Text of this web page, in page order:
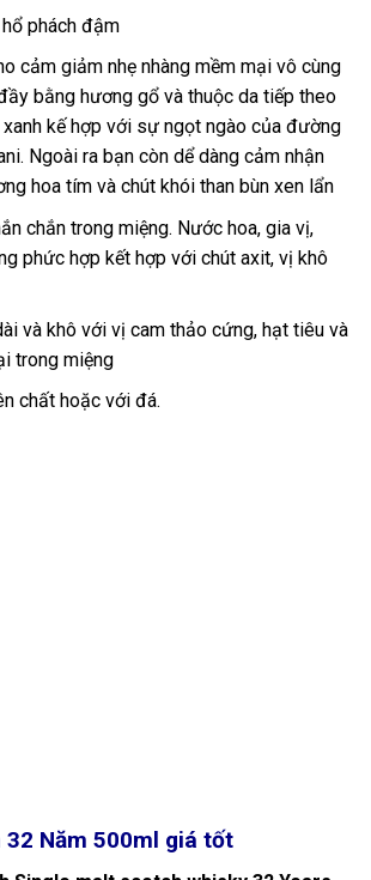
phách đậm
cảm giảm nhẹ nhàng mềm mại vô cùng
bằng hương gổ và thuộc da tiếp theo
xanh kế hợp với sự ngọt ngào của đường
Ngoài ra bạn còn dể dàng cảm nhận
hoa tím và chút khói than bùn xen lẩn
chắn trong miệng. Nước hoa, gia vị,
phức hợp kết hợp với chút axit, vị khô
và khô với vị cam thảo cứng, hạt tiêu và
trong miệng
chất hoặc với đá.
Năm 500ml giá tốt